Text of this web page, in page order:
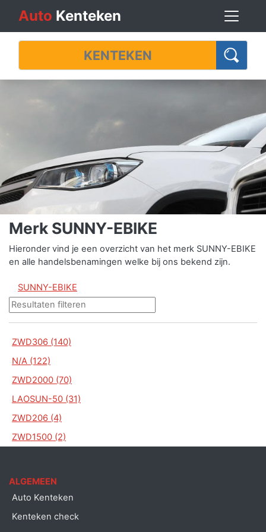
Auto Kenteken
Merk SUNNY-EBIKE
Hieronder vind je een overzicht van het merk SUNNY-EBIKE
en alle handelsbenamingen welke bij ons bekend zijn.
SUNNY-EBIKE
ZWD306 (140)
N/A (122)
ZWD2000 (70)
LAOSUN-50 (31)
ZWD206 (4)
ZWD1500 (2)
ALGEMEEN
Auto Kenteken
Kenteken check